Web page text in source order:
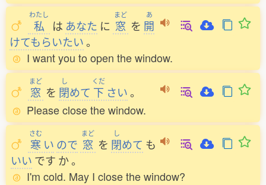
わたし
私 は あなた に
まど
窓 を
あ
開
けてもらいたい。
I want you to open the window.
まど
窓 を
し
閉めて
くだ
下 さい。
Please close the window.
さむ
寒 い ので
まど
窓 を
し
閉めて も
いい です か。
I'm cold. May I close the window?